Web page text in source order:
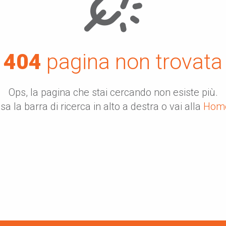
404 pagina non trovata
Ops, la pagina che stai cercando non esiste più.
la barra di ricerca in alto a destra o vai alla